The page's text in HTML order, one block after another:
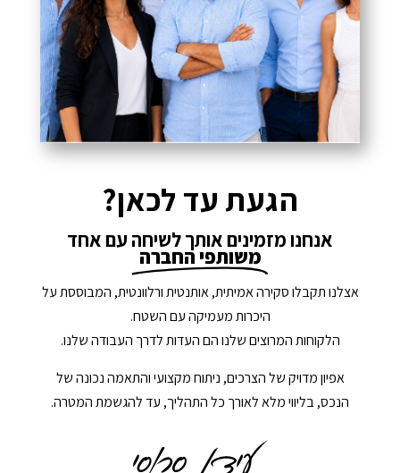
הגעת עד לכאן?
אנחנו מזמינים אותך לשיחה עם אחד
משותפי החברה
אצלנו תקבלו סקירה אמיתית, אותנטית ורלוונטית, המבוססת על
היכרות מעמיקה עם השטח.
הלקוחות המרוצים שלנו הם העדות לדרך העבודה שלנו.
אפיון מדויק של הצרכים, ניתוח מקצועי והתאמה נכונה של
הנכס, בליווי מלא לאורך כל התהליך, עד להגשמת המטרה.